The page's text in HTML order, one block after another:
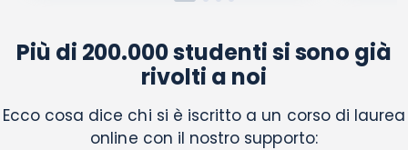
Più di 200.000 studenti si sono già
rivolti a noi
Ecco cosa dice chi si è iscritto a un corso di laurea
online con il nostro supporto: